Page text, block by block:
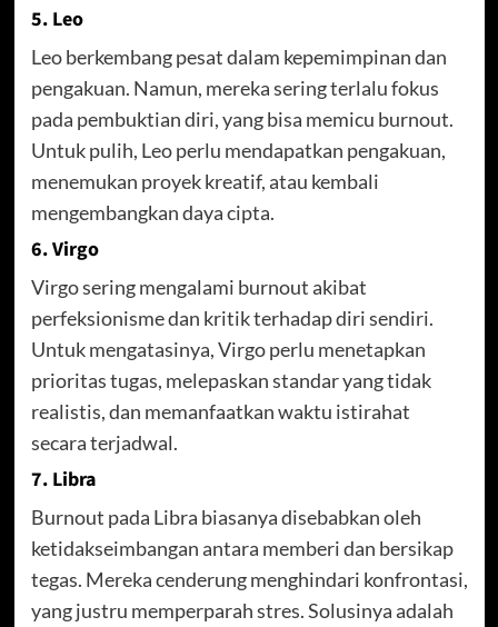
5. Leo
Leo berkembang pesat dalam kepemimpinan dan
pengakuan. Namun, mereka sering terlalu fokus
pada pembuktian diri, yang bisa memicu burnout.
Untuk pulih, Leo perlu mendapatkan pengakuan,
menemukan proyek kreatif, atau kembali
mengembangkan daya cipta.
6. Virgo
Virgo sering mengalami burnout akibat
perfeksionisme dan kritik terhadap diri sendiri.
Untuk mengatasinya, Virgo perlu menetapkan
prioritas tugas, melepaskan standar yang tidak
realistis, dan memanfaatkan waktu istirahat
secara terjadwal.
7. Libra
Burnout pada Libra biasanya disebabkan oleh
ketidakseimbangan antara memberi dan bersikap
tegas. Mereka cenderung menghindari konfrontasi,
yang justru memperparah stres. Solusinya adalah